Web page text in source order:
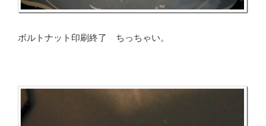
ボルトナット印刷終了 ちっちゃい。